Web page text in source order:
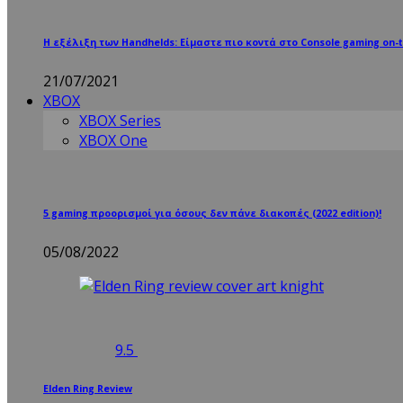
Η εξέλιξη των Handhelds: Είμαστε πιο κοντά στο Console gaming on-
21/07/2021
XBOX
XBOX Series
XBOX One
5 gaming προορισμοί για όσους δεν πάνε διακοπές (2022 edition)!
05/08/2022
9.5
Elden Ring Review